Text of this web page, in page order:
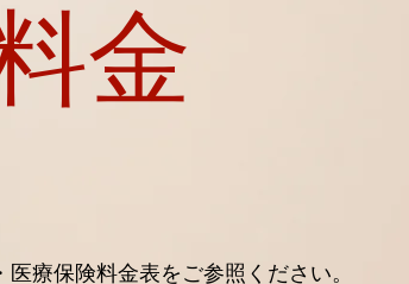
金
療保険料金表をご参照ください。